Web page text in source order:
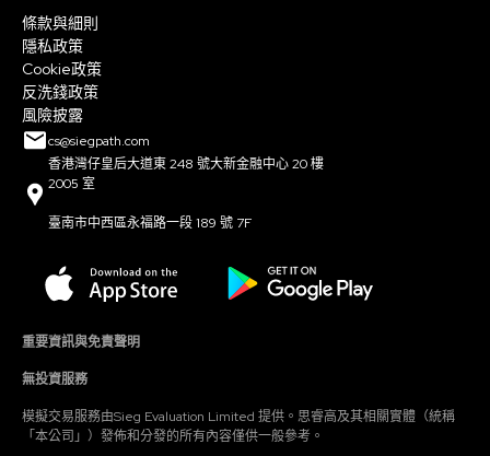
條款與細則
隱私政策
Cookie政策
反洗錢政策
風險披露
cs@siegpath.com
香港灣仔皇后大道東 248 號大新金融中心 20 樓
2005 室
臺南市中西區永福路一段 189 號 7F
重要資訊與免責聲明
無投資服務
模擬交易服務由Sieg Evaluation Limited 提供。思睿高及其相關實體（統稱
「本公司」）發佈和分發的所有內容僅供一般參考。